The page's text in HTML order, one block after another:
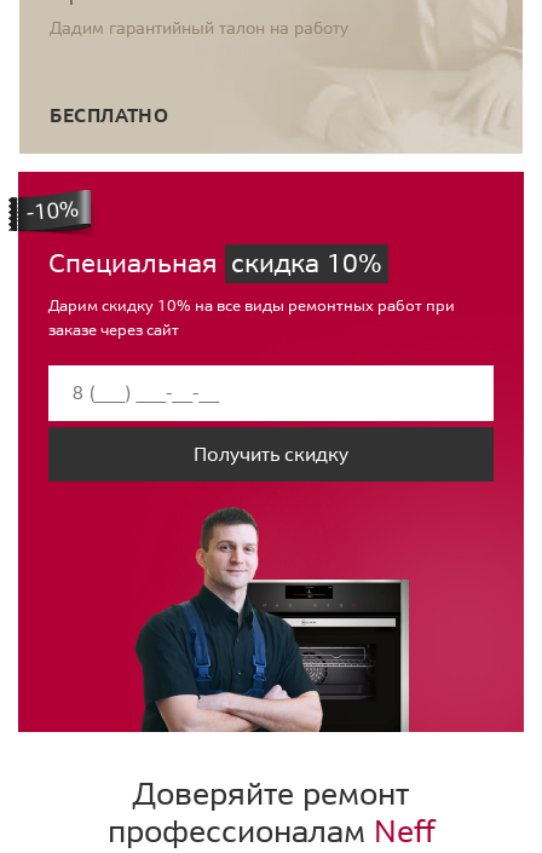
Дадим гарантийный талон на работу
БЕСПЛАТНО
Специальная скидка 10%
Дарим скидку 10% на все виды ремонтных работ при
заказе через сайт
Получить скидку
Доверяйте ремонт
профессионалам Neff